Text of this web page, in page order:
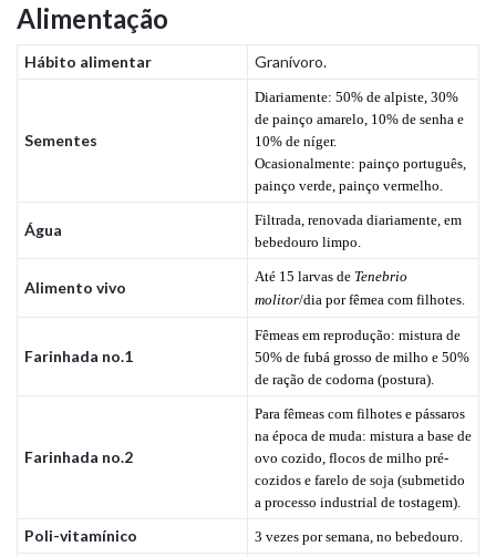
Alimentação
Hábito alimentar Granívoro.
Sementes
Diariamente: 50% de alpiste, 30%
de painço amarelo, 10% de senha e
10% de níger.
Ocasionalmente: painço português,
painço verde, painço vermelho.
Água
Filtrada, renovada diariamente, em
bebedouro limpo.
Alimento vivo
Até 15 larvas de Tenebrio
molitor/dia por fêmea com filhotes.
Farinhada no.1
Fêmeas em reprodução: mistura de
50% de fubá grosso de milho e 50%
de ração de codorna (postura).
Farinhada no.2
Para fêmeas com filhotes e pássaros
na época de muda: mistura a base de
ovo cozido, flocos de milho pré-
cozidos e farelo de soja (submetido
a processo industrial de tostagem).
Poli-vitamínico 3 vezes por semana, no bebedouro.